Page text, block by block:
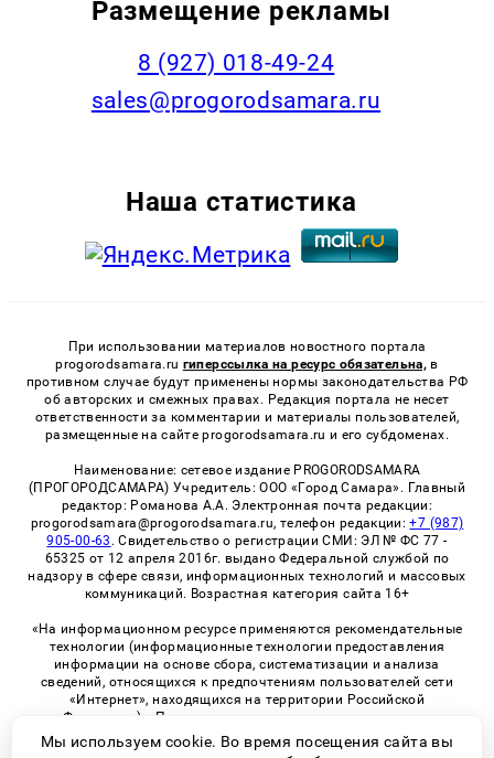
Размещение рекламы
8 (927) 018-49-24
sales@progorodsamara.ru
Наша статистика
При использовании материалов новостного портала
progorodsamara.ru гиперссылка на ресурс обязательна, в
противном случае будут применены нормы законодательства РФ
об авторских и смежных правах. Редакция портала не несет
ответственности за комментарии и материалы пользователей,
размещенные на сайте progorodsamara.ru и его субдоменах.
Наименование: сетевое издание PROGORODSAMARA
(ПРОГОРОДСАМАРА) Учредитель: ООО «Город Самара». Главный
редактор: Романова А.А. Электронная почта редакции:
progorodsamara@progorodsamara.ru, телефон редакции:+7 (987)
905-00-63 . Свидетельство о регистрации СМИ: ЭЛ № ФС 77 -
65325 от 12 апреля 2016г. выдано Федеральной службой по
надзору в сфере связи, информационных технологий и массовых
коммуникаций. Возрастная категория сайта 16+
«На информационном ресурсе применяются рекомендательные
технологии (информационные технологии предоставления
информации на основе сбора, систематизации и анализа
сведений, относящихся к предпочтениям пользователей сети
«Интернет», находящихся на территории Российской
Федерации)». Правила применения рекомендательных
технологий в виджетах рекламно-обменной сети
«СМИ2» (PDF)
Мы используем cookie. Во время посещения сайта вы